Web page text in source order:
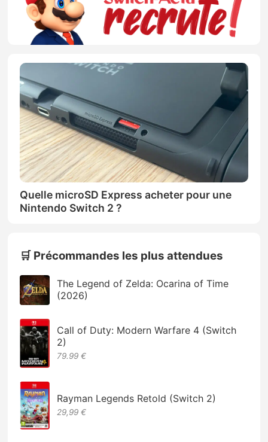
Quelle microSD Express acheter pour une
Nintendo Switch 2 ?
🛒 Précommandes les plus attendues
The Legend of Zelda: Ocarina of Time
(2026)
Call of Duty: Modern Warfare 4 (Switch
2)
79.99 €
Rayman Legends Retold (Switch 2)
29,99 €